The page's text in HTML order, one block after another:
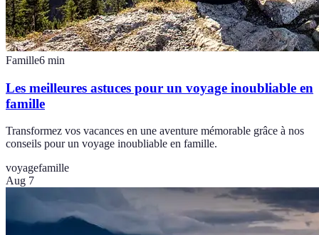
Famille6 min
Les meilleures astuces pour un voyage inoubliable en
famille
Transformez vos vacances en une aventure mémorable grâce à nos
conseils pour un voyage inoubliable en famille.
voyagefamille
Aug 7